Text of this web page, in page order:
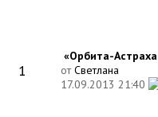
1
«Орбита-
отСветлана
17.09.2013 21:40